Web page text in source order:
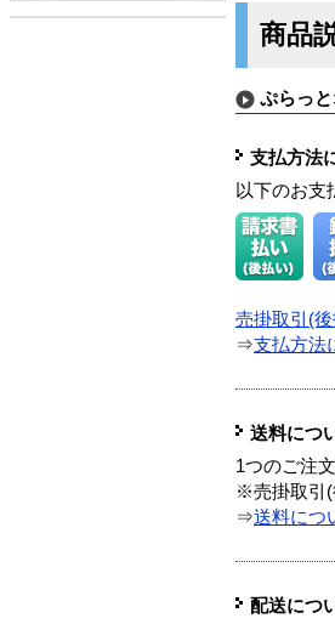
商品
ぷらっ
支払方法
以下のお支
売掛取引(
⇒支払方法
送料につ
1つのご注
※売掛取引(
⇒送料につ
配送につ